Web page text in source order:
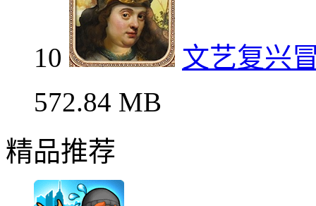
10
文艺复兴
572.84 MB
精品推荐